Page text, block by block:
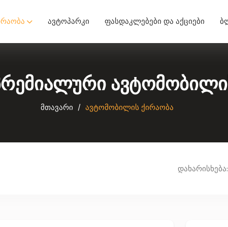
ავტოპარკი ფასდაკლებები და აქციები
მთავარი ავტომობილის ქირაობა
დახარისხება: